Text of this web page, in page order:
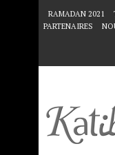
RAMADAN 2021
PARTENAIRES